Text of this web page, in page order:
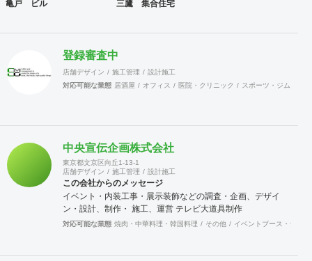
亀戸 ビル 三鷹 集合住宅
登録審査中
店舗デザイン 施工管理
設計施工
対応可能な業態 居酒屋 オフィス 医院・クリニック スポーツ・ジム
中央宣伝企画株式会社
東京都文京区向丘1-13-1
店舗デザイン
施工管理 設計施工
この会社からのメッセージ
イベント・内装工事・展示装飾などの調査・企画、デザイ
ン・設計、制作・ 施工、運営 テレビ大道具制作
対応可能な業態 焼肉・中華料理・韓国料理 その他 イベントブース・ショ